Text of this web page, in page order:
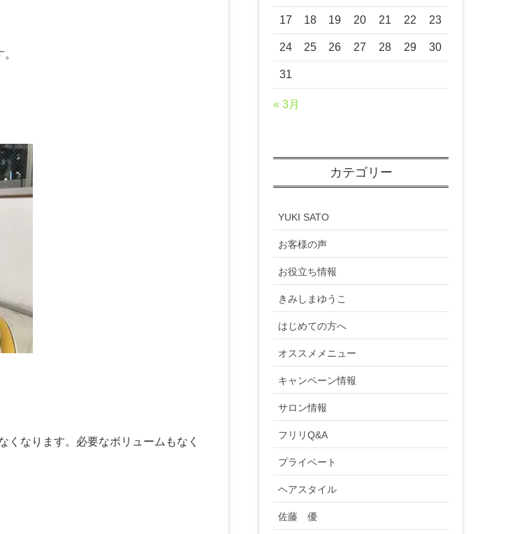
くなります。必要なボリュームもなく
17 18 19 20 21 22 23
24 25 26 27 28 29 30
31
« 3月
カテゴリー
YUKI SATO
お客様の声
お役立ち情報
きみしまゆうこ
はじめての方へ
オススメメニュー
キャンペーン情報
サロン情報
フリリQ&A
プライベート
ヘアスタイル
佐藤 優